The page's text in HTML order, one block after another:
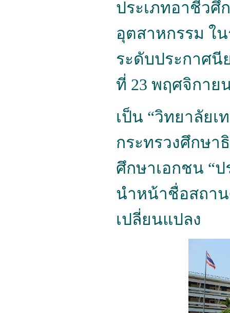
ประเภทอาชีวศึ
อุตสาหกรรม ใ
ระดับประกาศ
ที่ 23 พฤศจิกาย
เป็น “วิทยาลัยเ
กระทรวงศึกษา
ศึกษาเอกชน “ป
นำหน้าชื่อสถา
เปลี่ยนแปลง